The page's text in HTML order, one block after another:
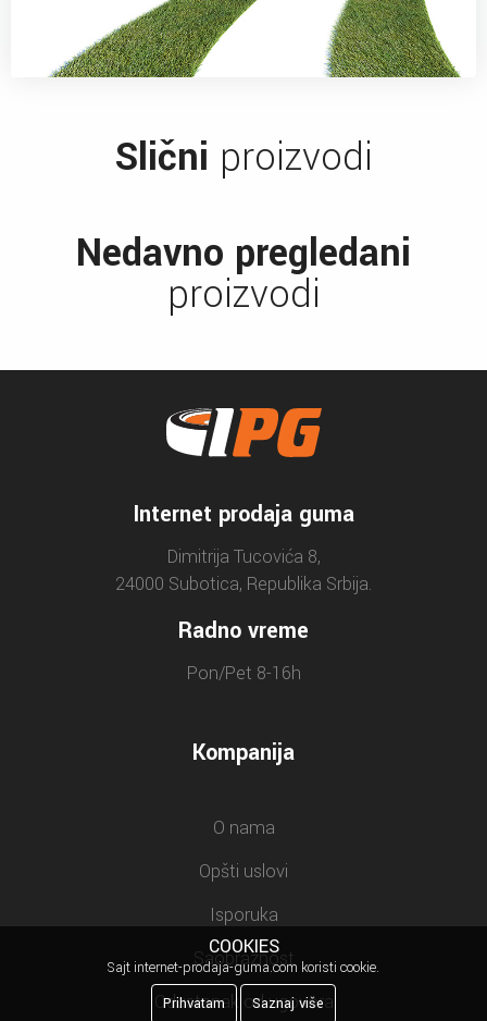
Slični proizvodi
Nedavno pregledani
proizvodi
Internet prodaja guma
Dimitrija Tucovića 8,
24000 Subotica, Republika Srbija.
Radno vreme
Pon/Pet 8-16h
Kompanija
O nama
Opšti uslovi
Isporuka
Saobraznost
Odustanak od ugovora
COOKIES
Sajt internet-prodaja-guma.com koristi cookie.
Prihvatam
Saznaj više